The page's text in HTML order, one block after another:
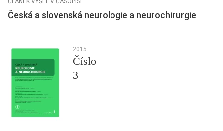
ČLÁNEK VYŠEL V ČASOPISE
Česká a slovenská neurologie a neurochirurgie
2015
Číslo
3